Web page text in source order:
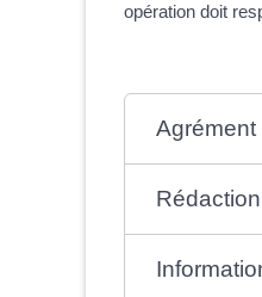
opération doit